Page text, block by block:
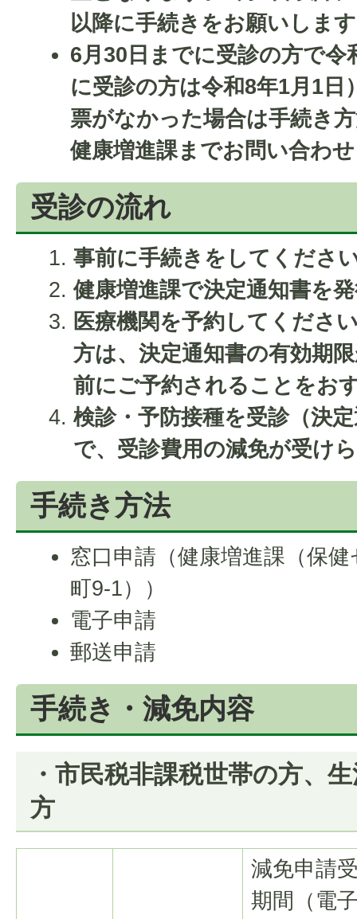
以降に手続きをお願いしま
6月30日までに受診の方で令
に受診の方は令和8年1月1日
票がなかった場合は手続き
健康増進課までお問い合わ
受診の流れ
事前に手続きをしてくださ
健康増進課で決定通知書を
医療機関を予約してくださ
方は、決定通知書の有効期
前にご予約されることをお
検診・予防接種を受診（決
で、受診費用の減免が受け
手続き方法
窓口申請（健康増進課（保
町9-1））
電子申請
郵送申請
手続き・減免内容
・市民税非課税世帯の方、
方
減免申請
期間（電